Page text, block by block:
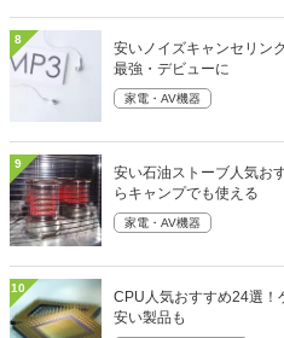
8
安いノイズキャンセリン
最強・デビューに
家電・AV機器
9
安い石油ストーブ人気お
らキャンプでも使える
家電・AV機器
10
CPU人気おすすめ24選！
安い製品も